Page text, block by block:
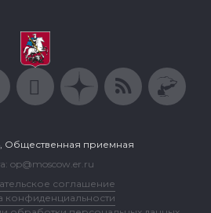
Общественная приемная
op@moscow.er.ru
соглашение
конфиденциальности